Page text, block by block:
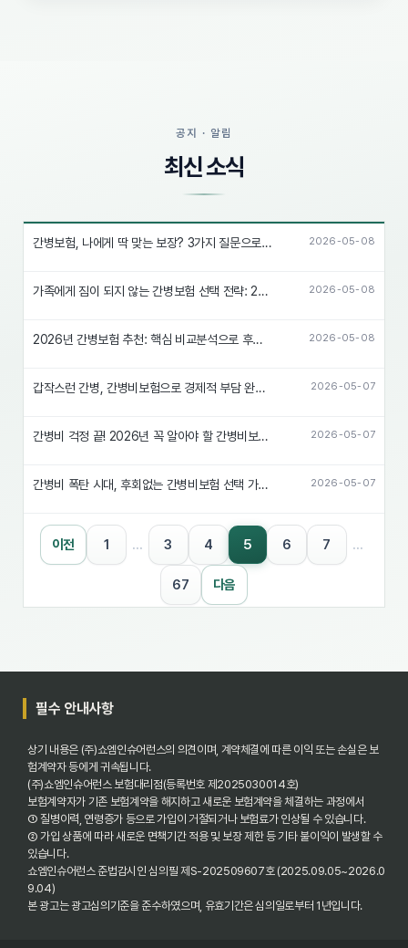
공지 · 알림
최신 소식
2026-05-08
간병보험, 나에게 딱 맞는 보장? 3가지 질문으로 완벽 해결!
2026-05-08
가족에게 짐이 되지 않는 간병보험 선택 전략: 2026년 대비 필수!
2026-05-08
2026년 간병보험 추천: 핵심 비교분석으로 후회없는 선택!
2026-05-07
갑작스런 간병, 간병비보험으로 경제적 부담 완화하는 꿀팁
2026-05-07
간병비 걱정 끝! 2026년 꼭 알아야 할 간병비보험 비교분석
2026-05-07
간병비 폭탄 시대, 후회없는 간병비보험 선택 가이드
이전 1 … 3 4 5 6 7 …
67 다음
필수 안내사항
상기 내용은 (주)쇼엠인슈어런스의 의견이며, 계약체결에 따른 이익 또는 손실은 보
험계약자 등에게 귀속됩니다.
(주)쇼엠인슈어런스 보험대리점(등록번호 제2025030014호)
보험계약자가 기존 보험계약을 해지하고 새로운 보험계약을 체결하는 과정에서
① 질병이력, 연령증가 등으로 가입이 거절되거나 보험료가 인상될 수 있습니다.
② 가입 상품에 따라 새로운 면책기간 적용 및 보장 제한 등 기타 불이익이 발생할 수
있습니다.
쇼엠인슈어런스 준법감시인 심의필 제S-202509607호 (2025.09.05~2026.0
9.04)
본 광고는 광고심의기준을 준수하였으며, 유효기간은 심의일로부터 1년입니다.